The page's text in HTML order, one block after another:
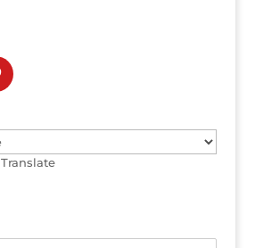
Translate